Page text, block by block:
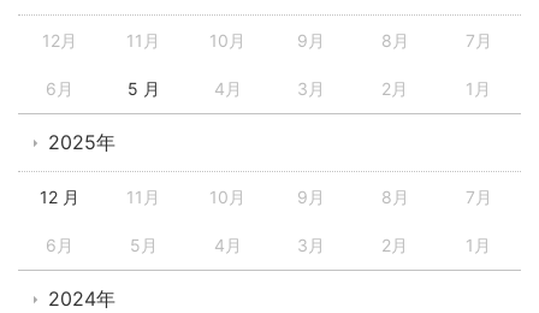
12月 11月 10月 9月 8月 7月
6月 5 月 4月 3月 2月 1月
2025年
12 月 11月 10月 9月 8月 7月
6月 5月 4月 3月 2月 1月
2024年